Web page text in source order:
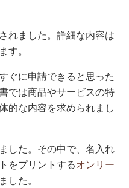
れました。詳細な内容は
す。
ぐに申請できると思った
では商品やサービスの特
的な内容を求められまし
した。その中で、名入れ
をプリントするオンリー
した。